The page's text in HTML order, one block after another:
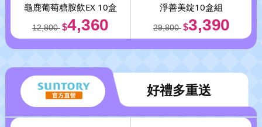
龜鹿葡萄糖胺飲EX 10盒
12,800 $4,360
淨善美錠10盒組
29,800 $3,390
好禮多重送